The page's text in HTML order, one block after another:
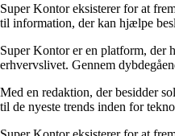
Super Kontor eksisterer for at
til information, der kan hjælpe
Super Kontor er en platform, der
erhvervslivet. Gennem
Med en redaktion, der besidder
til de nyeste trends inden for